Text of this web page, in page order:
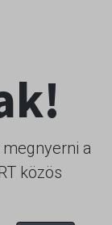
a
közös